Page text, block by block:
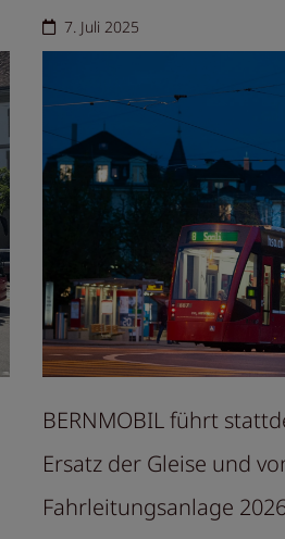
7. Juli 2025
BERNMOBIL führt
Ersatz der Gleise und
Fahrleitungsanlage